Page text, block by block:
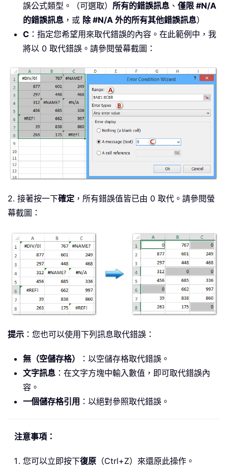
誤公式類型。（可選取） 所有的錯誤訊息 、 僅限 #N/A
的錯誤訊息 ，或 除 #N/A 外的所有其他錯誤訊息）
C ：指定您希望用來取代錯誤的內容。在此範例中，我
將以 0 取代錯誤。請參閱螢幕截圖：
2. 接著按一下確定 ，所有錯誤值皆已由 0 取代。請參閱螢
幕截圖：
提示 ：您也可以使用下列訊息取代錯誤：
無（空儲存格）
：以空儲存格取代錯誤。
文字訊息 ：在文字方塊中輸入數值，即可取代錯誤內
容。
一個儲存格引用 ：以絕對參照取代錯誤。
注意事項：
您可以立即按下復原 （Ctrl+Z）來還原此操作。